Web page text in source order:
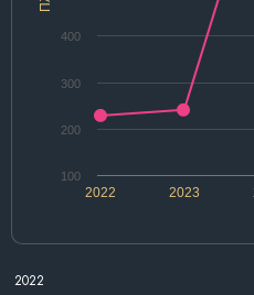
2022 2023
100
200
300
400
2022